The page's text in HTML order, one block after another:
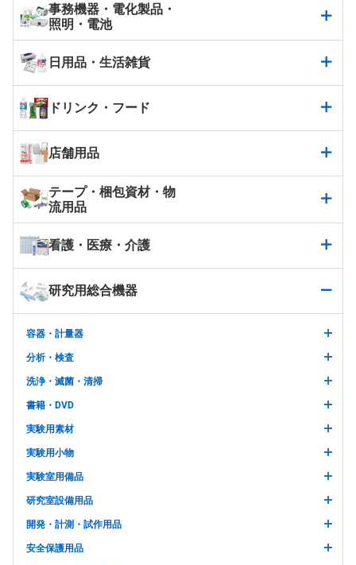
事務機器・電化製品・
照明・電池
日用品・生活雑貨
ドリンク・フード
店舗用品
テープ・梱包資材・物
流用品
看護・医療・介護
研究用総合機器
容器・計量器
分析・検査
洗浄・滅菌・清掃
書籍・DVD
実験用素材
実験用小物
実験室用備品
研究室設備用品
開発・計測・試作用品
安全保護用品